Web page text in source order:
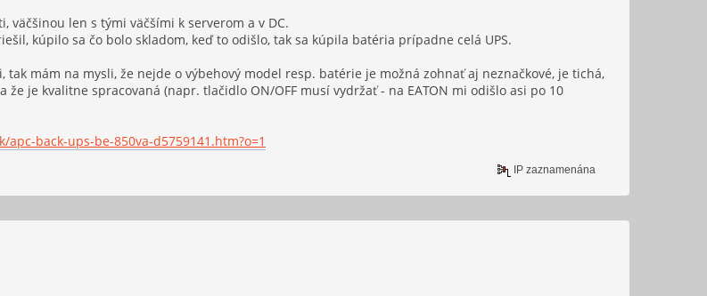
väčšinou len s tými väčšími k serverom a v DC.
kúpilo sa čo bolo skladom, keď to odišlo, tak sa kúpila batéria prípadne celá UPS.
tak mám na mysli, že nejde o výbehový model resp. batérie je možná zohnať aj neznačkové, je tichá,
že je kvalitne spracovaná (napr. tlačidlo ON/OFF musí vydržať - na EATON mi odišlo asi po 10
apc-back-ups-be-850va-d5759141.htm?o=1
IP zaznamenána